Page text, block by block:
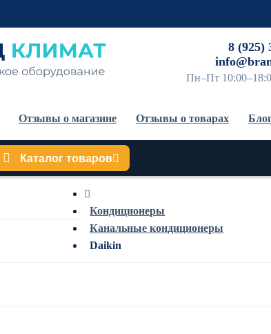
8 (925)
Пн–Пт
Отзывы о магазине Отзывы о товарах
Каталог товаров
Кондиционеры
Канальные кондиционеры
Daikin